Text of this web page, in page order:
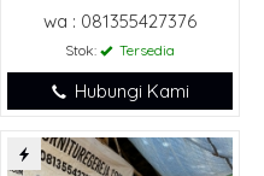
wa : 081355427376
Stok: Tersedia
Hubungi Kami